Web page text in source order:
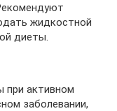
жидкостной
диеты.
при активном
заболевании,